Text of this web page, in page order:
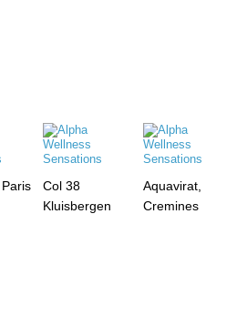
Col 38
Kluisbergen
Aquavirat,
Cremines